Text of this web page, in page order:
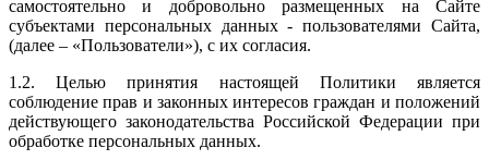
самостоятельно и добровольно размещенных на Сайте
субъектами персональных данных - пользователями Сайта,
(далее – «Пользователи»), с их согласия.
1.2. Целью принятия настоящей Политики является
соблюдение прав и законных интересов граждан и положений
действующего законодательства Российской Федерации при
обработке персональных данных.